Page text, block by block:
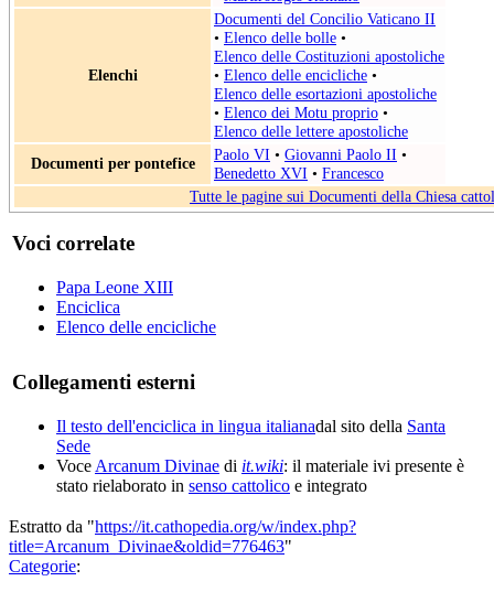
Elenchi
Documenti del Concilio Vaticano II
• Elenco delle bolle •
Elenco delle Costituzioni apostoliche
• Elenco delle encicliche •
Elenco delle esortazioni apostoliche
• Elenco dei Motu proprio •
Elenco delle lettere apostoliche
Documenti per pontefice
Paolo VI • Giovanni Paolo II •
Benedetto XVI • Francesco
Tutte le pagine sui Documenti della Chiesa
Voci correlate
Papa Leone XIII
Enciclica
Elenco delle encicliche
Collegamenti esterni
Il testo dell'enciclica in lingua italianadal sito della Santa
Sede
Voce Arcanum Divinae di it.wiki: il materiale ivi presente è
stato rielaborato in senso cattolico e integrato
Estratto da "https://it.cathopedia.org/w/index.php?
title=Arcanum_Divinae&oldid=776463"
Categorie: